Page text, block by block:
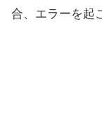
合、エラーを起